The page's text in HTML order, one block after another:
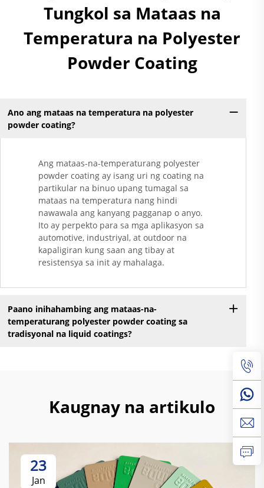
Tungkol sa Mataas na
Temperatura na Polyester
Powder Coating
Ano ang mataas na temperatura na polyester
powder coating?
Ang mataas-na-temperaturang polyester
powder coating ay isang uri ng coating na
partikular na binuo upang tumagal sa
mataas na temperatura nang hindi
nawawala ang kanyang pagganap o anyo.
Ito ay perpekto para sa mga aplikasyon sa
automotive, industriyal, at outdoor na
kapaligiran kung saan ang tibay at
resistensya sa init ay mahalaga.
Paano inihahambing ang mataas-na-
temperaturang polyester powder coating sa
tradisyonal na liquid coatings?
Kaugnay na artikulo
23
Jan